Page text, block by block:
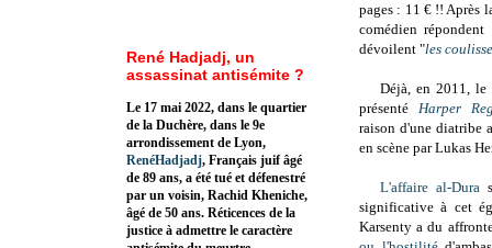
pages : 11 € !! Après
comédien
dévoilent "les
Déjà, en 2011, le
présenté Harper
raison d'une diatribe
en scène par Lukas
L'affaire al-Dura
significative à cet
Karsenty a du
René Hadjadj, un
assassinat antisémite ?
Le 17 mai 2022, dans le quartier
de la Duchère, dans le 9e
arrondissement de Lyon,
RenéHadjadj, Français juif âgé
de 89 ans, a été tué et défenestré
par un voisin, Rachid Kheniche,
âgé de 50 ans. Réticences de la
justice à admettre le caractère